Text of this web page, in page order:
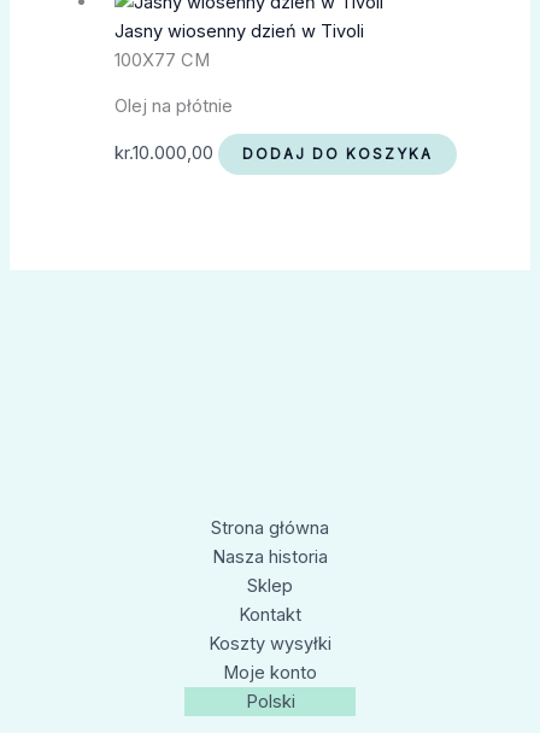
Jasny wiosenny dzień w Tivoli
100X77 CM
Olej na płótnie
kr.10.000,00 DODAJ DO KOSZYKA
Strona główna
Nasza historia
Sklep
Kontakt
Koszty wysyłki
Moje konto
Polski